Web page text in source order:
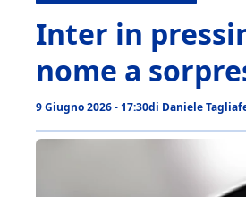
Inter in
nome a
9 Giugno 2026 - 17:30di Daniele